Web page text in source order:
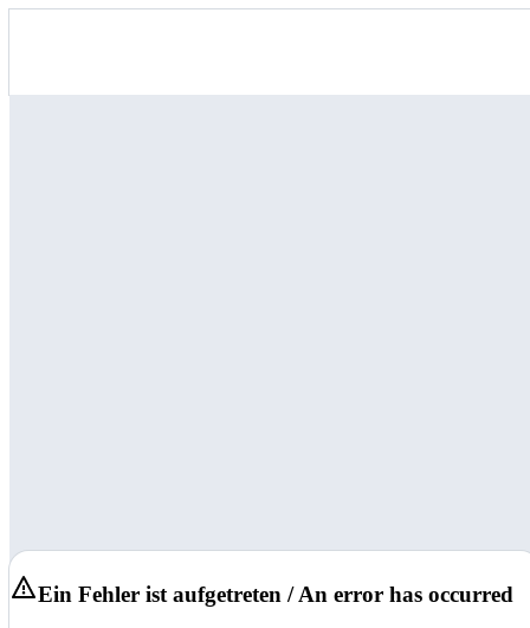
Ein Fehler ist aufgetreten / An error has occurred